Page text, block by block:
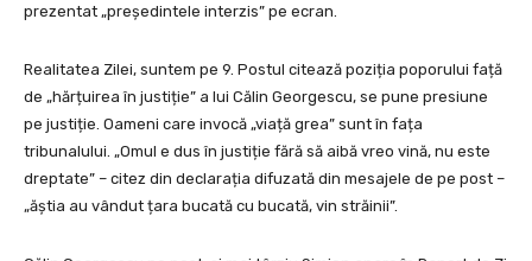
prezentat „președintele interzis” pe ecran.
Realitatea Zilei, suntem pe 9. Postul citează poziția poporului față
de „hărțuirea în justiție” a lui Călin Georgescu, se pune presiune
pe justiție. Oameni care invocă „viață grea” sunt în fața
tribunalului. „Omul e dus în justiție fără să aibă vreo vină, nu este
dreptate” – citez din declarația difuzată din mesajele de pe post –
„ăștia au vândut țara bucată cu bucată, vin străinii”.